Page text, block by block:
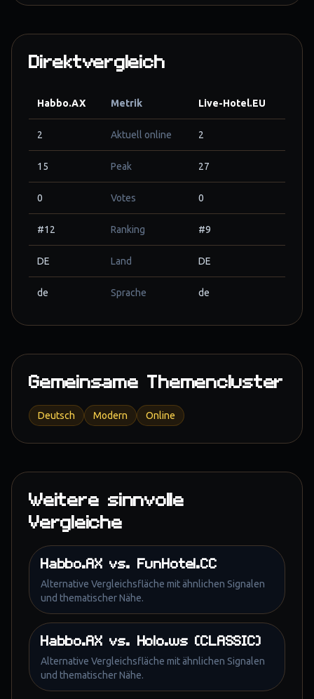
Direktvergleich
Habbo.AX Metrik Live-Hotel.EU
2 Aktuell online 2
15 Peak 27
0 Votes 0
#12 Ranking #9
DE Land DE
de Sprache de
Gemeinsame Themencluster
Deutsch Modern Online
Weitere sinnvolle
Vergleiche
Habbo.AX vs. FunHotel.CC
Alternative Vergleichsfläche mit ähnlichen Signalen
und thematischer Nähe.
Habbo.AX vs. Holo.ws (CLASSIC)
Alternative Vergleichsfläche mit ähnlichen Signalen
und thematischer Nähe.